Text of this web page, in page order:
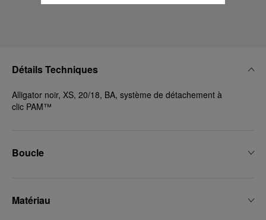
Détails Techniques
Alligator noir, XS, 20/18, BA, système de détachement à
clic PAM™
Boucle
Matériau
donnez votre consentement pour l’utilisation